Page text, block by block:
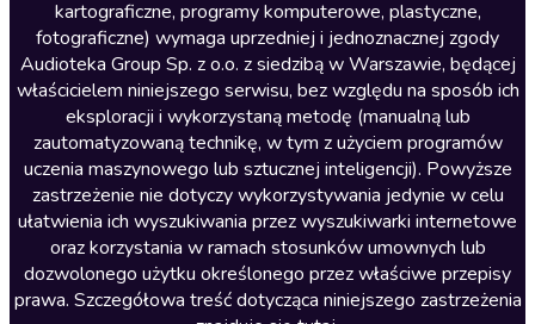
Nagrania relaksacyjne
Nauka języków
Nauki humanistyczne
Podcasty i audycje
Polityka
Prasa
Religia
Romans
kartograficzne, programy komputerowe, plastyczne,
fotograficzne) wymaga uprzedniej i jednoznacznej zgody
Audioteka Group Sp. z o.o. z siedzibą w Warszawie, będącej
właścicielem niniejszego serwisu, bez względu na sposób ich
eksploracji i wykorzystaną metodę (manualną lub
zautomatyzowaną technikę, w tym z użyciem programów
uczenia maszynowego lub sztucznej inteligencji). Powyższe
zastrzeżenie nie dotyczy wykorzystywania jedynie w celu
ułatwienia ich wyszukiwania przez wyszukiwarki internetowe
oraz korzystania w ramach stosunków umownych lub
dozwolonego użytku określonego przez właściwe przepisy
prawa. Szczegółowa treść dotycząca niniejszego zastrzeżenia